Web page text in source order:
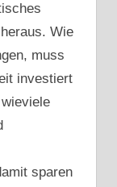
Wie
muss
investiert
sparen